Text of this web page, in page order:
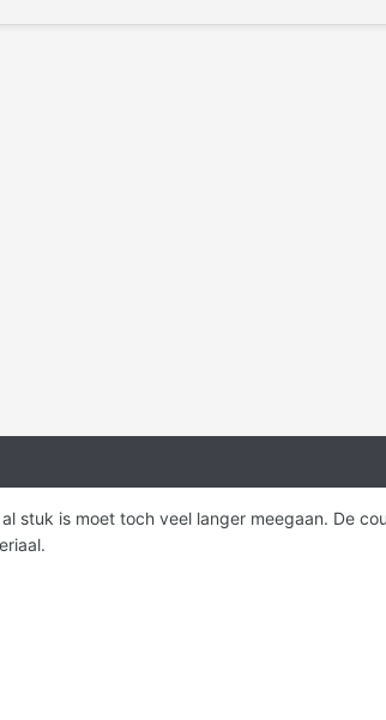
stuk is moet toch veel langer meegaan. De